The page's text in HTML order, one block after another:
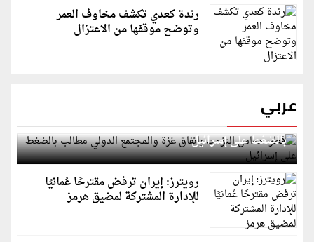
رندة كعدي تكشف مخاوف العمر
وتوضح موقفها من الاعتزال
عربي
قطر: حماس التزمت باتفاق غزة والمجتمع الدولي مطالب
بالضغط على إسرائيل
رويترز: إيران ترفض مقترحًا عُمانيًا
للإدارة المشتركة لمضيق هرمز